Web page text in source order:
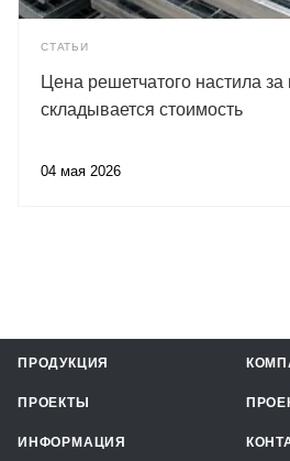
СТАТЬИ
Цена решетчатого настила за
складывается стоимость
04 мая 2026
ПРОДУКЦИЯ
ПРОЕКТЫ
ИНФОРМАЦИЯ